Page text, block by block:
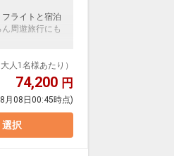
ライトと宿泊
周遊旅行にも
ます。
プランもござ
人1名様あたり）
74,200 円
月08日00:45時点)
選択